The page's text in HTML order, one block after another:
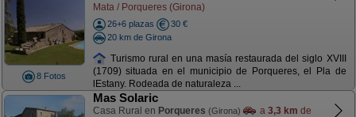
8 Fotos
Mata / Porqueres (Girona)
26+6 plazas
30 €
20 km de Girona
Turismo rural en una masía restaurada del siglo XVIII
(1709) situada en el municipio de Porqueres, el Pla de
lEstany. Rodeada de naturaleza ...
Mas Solaric
Casa Rural en Porqueres (Girona) a 3,3 km de